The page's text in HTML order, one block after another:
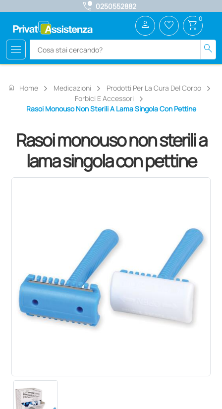
call_quality 0250552882
menu search
person favorite_border shopping_cart 0
home Home Medicazioni
Prodotti Per La Cura Del Corpo
Forbici E Accessori
Rasoi Monouso Non Sterili A Lama Singola Con Pettine
Rasoi monouso non sterili a
lama singola con pettine